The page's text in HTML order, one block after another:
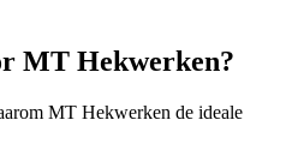
MT Hekwerken?
MT Hekwerken de ideale